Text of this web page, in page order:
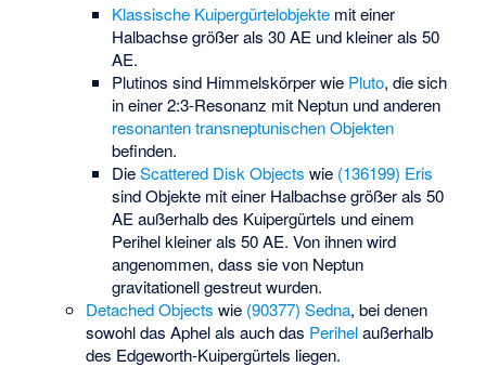
Klassische Kuipergürtelobjekte mit einer
Halbachse größer als 30 AE und kleiner als 50
AE.
Plutinos sind Himmelskörper wie Pluto, die sich
in einer 2:3-Resonanz mit Neptun und anderen
resonanten transneptunischen Objekten
befinden.
DieScattered Disk Objects wie (136199) Eris
sind Objekte mit einer Halbachse größer als 50
AE außerhalb des Kuipergürtels und einem
Perihel kleiner als 50 AE. Von ihnen wird
angenommen, dass sie von Neptun
gravitationell gestreut wurden.
Detached Objects wie (90377) Sedna, bei denen
sowohl das Aphel als auch das Perihelaußerhalb
des Edgeworth-Kuipergürtels liegen.